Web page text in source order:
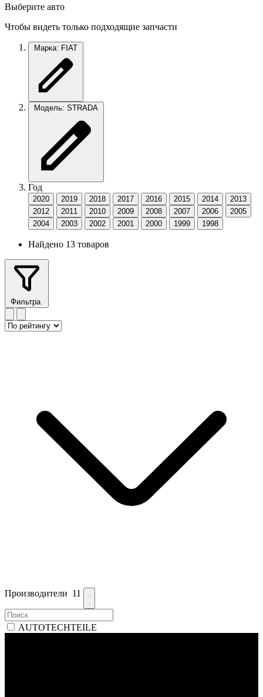
Выберите авто
Чтобы видеть только подходящие запчасти
Марка: FIAT
Модель: STRADA
Год
2020 2019 2018 2017 2016 2015 2014
2013
2012
2011 2010 2009 2008 2007 2006
2005
2004
2003 2002 2001 2000 1999 1998
Найдено 13 товаров
Фильтра
Производители 11
AUTOTECHTEILE